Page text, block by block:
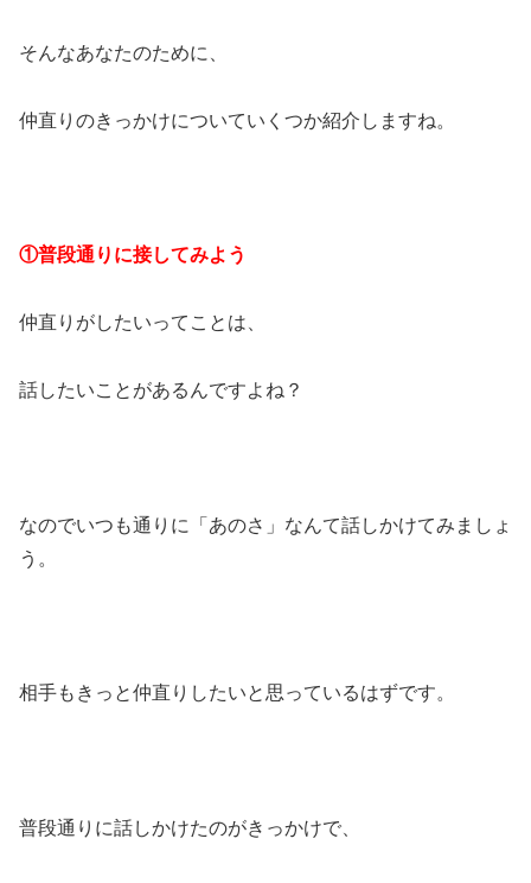
そんなあなたのために、
仲直りのきっかけについていくつか紹介しますね。
①普段通りに接してみよう
仲直りがしたいってことは、
話したいことがあるんですよね？
なのでいつも通りに「あのさ」なんて話しかけてみましょ
う。
相手もきっと仲直りしたいと思っているはずです。
普段通りに話しかけたのがきっかけで、